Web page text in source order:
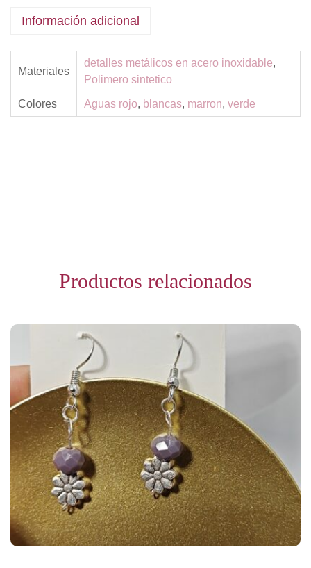
Información adicional
Materiales
detalles metálicos en acero inoxidable,
Polimero sintetico
Colores Aguas rojo, blancas, marron, verde
Productos relacionados